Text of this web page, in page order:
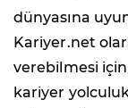
dünyasına
Kariyer.net
verebilmesi
kariyer